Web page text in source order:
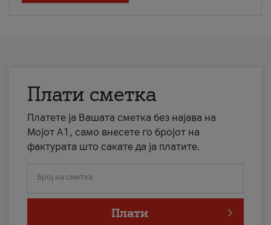
Плати сметка
Платете ја Вашата сметка без најава на
Мојот А1, само внесете го бројот на
фактурата што сакате да ја платите.
Број на сметка
Плати